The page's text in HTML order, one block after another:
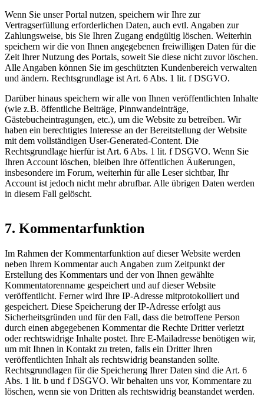
Wenn Sie unser Portal nutzen, speichern wir Ihre zur
Vertragserfüllung erforderlichen Daten, auch evtl. Angaben zur
Zahlungsweise, bis Sie Ihren Zugang endgültig löschen. Weiterhin
speichern wir die von Ihnen angegebenen freiwilligen Daten für die
Zeit Ihrer Nutzung des Portals, soweit Sie diese nicht zuvor löschen.
Alle Angaben können Sie im geschützten Kundenbereich verwalten
und ändern. Rechtsgrundlage ist Art. 6 Abs. 1 lit. f DSGVO.
Darüber hinaus speichern wir alle von Ihnen veröffentlichten Inhalte
(wie z.B. öffentliche Beiträge, Pinnwandeinträge,
Gästebucheintragungen, etc.), um die Website zu betreiben. Wir
haben ein berechtigtes Interesse an der Bereitstellung der Website
mit dem vollständigen User-Generated-Content. Die
Rechtsgrundlage hierfür ist Art. 6 Abs. 1 lit. f DSGVO. Wenn Sie
Ihren Account löschen, bleiben Ihre öffentlichen Äußerungen,
insbesondere im Forum, weiterhin für alle Leser sichtbar, Ihr
Account ist jedoch nicht mehr abrufbar. Alle übrigen Daten werden
in diesem Fall gelöscht.
7. Kommentarfunktion
Im Rahmen der Kommentarfunktion auf dieser Website werden
neben Ihrem Kommentar auch Angaben zum Zeitpunkt der
Erstellung des Kommentars und der von Ihnen gewählte
Kommentatorenname gespeichert und auf dieser Website
veröffentlicht. Ferner wird Ihre IP-Adresse mitprotokolliert und
gespeichert. Diese Speicherung der IP-Adresse erfolgt aus
Sicherheitsgründen und für den Fall, dass die betroffene Person
durch einen abgegebenen Kommentar die Rechte Dritter verletzt
oder rechtswidrige Inhalte postet. Ihre E-Mailadresse benötigen wir,
um mit Ihnen in Kontakt zu treten, falls ein Dritter Ihren
veröffentlichten Inhalt als rechtswidrig beanstanden sollte.
Rechtsgrundlagen für die Speicherung Ihrer Daten sind die Art. 6
Abs. 1 lit. b und f DSGVO. Wir behalten uns vor, Kommentare zu
löschen, wenn sie von Dritten als rechtswidrig beanstandet werden.